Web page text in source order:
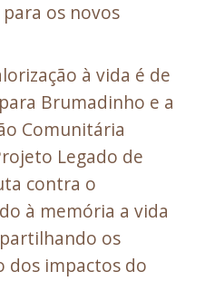
os novos
à vida é de
Brumadinho e a
Comunitária
Legado de
contra o
à memória a vida
os
dos impactos do